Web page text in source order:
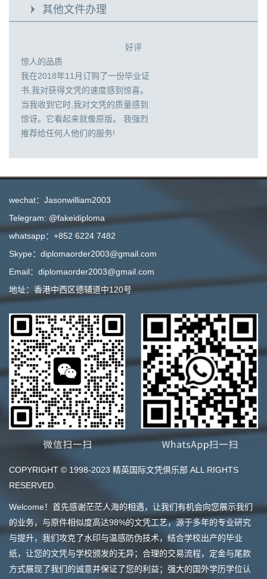
其他文件办理
好评
惊人的品质
我在2018年11月订购了一份毕业证
书,我对获得文凭的速度感到惊喜。
当我收到它时,我对文凭的质量感到
惊讶。它看起来就像原版。 我强烈
推荐给任何人他们的服务!
wechat：Jasonwilliam2003
Telegram: @fakeidiploma
whatsapp：+852 6224 7482
Skype：diplomaorder2003@gmail.com
Email：diplomaorder2003@gmail.com
地址：香港中西区德辅道中120号
COPYRIGHT © 1998-2023 精英国际文凭俱乐部 ALL RIGHTS
RESERVED.
Welcome！首先感谢茫茫人海的相遇，让我们有机会向您展示我们
的业务，与原件相似度高达98%的文凭工艺，源于多年的专业研究
与提升，我们攻克了水印与温感防伪技术，结合学校出产的毕业
纸，让您的文凭与学校颁发的无异；合理的交易流程，定金与尾款
方式展现了我们的诚意并保证了您的利益；强大的国外学历学位认